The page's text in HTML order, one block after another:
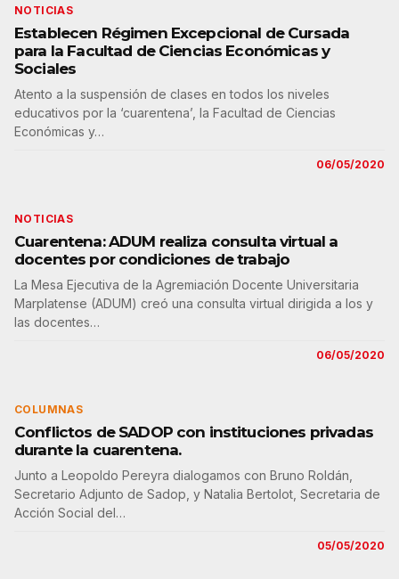
NOTICIAS
Establecen Régimen Excepcional de Cursada
para la Facultad de Ciencias Económicas y
Sociales
Atento a la suspensión de clases en todos los niveles
educativos por la ‘cuarentena’, la Facultad de Ciencias
Económicas y…
06/05/2020
NOTICIAS
Cuarentena: ADUM realiza consulta virtual a
docentes por condiciones de trabajo
La Mesa Ejecutiva de la Agremiación Docente Universitaria
Marplatense (ADUM) creó una consulta virtual dirigida a los y
las docentes…
06/05/2020
COLUMNAS
Conflictos de SADOP con instituciones privadas
durante la cuarentena.
Junto a Leopoldo Pereyra dialogamos con Bruno Roldán,
Secretario Adjunto de Sadop, y Natalia Bertolot, Secretaria de
Acción Social del…
05/05/2020